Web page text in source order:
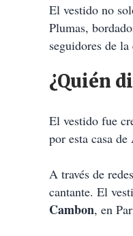
El vestido no
Plumas,
seguidores de la
¿Quién
El vestido fue
por esta casa
A través de
cantante. El
Cambon, en